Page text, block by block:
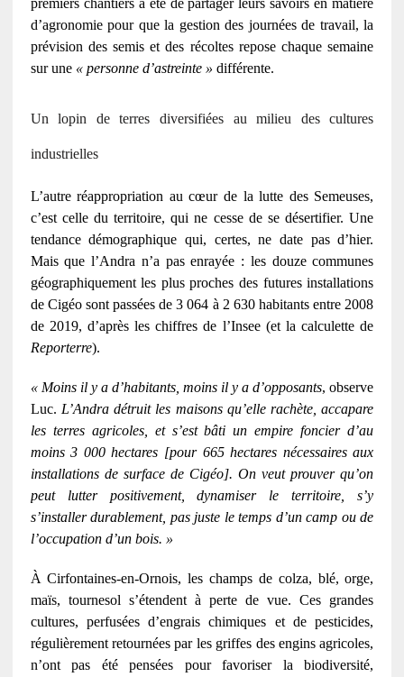
d’agronomie pour que la gestion des journées de travail, la
prévision des semis et des récoltes repose chaque semaine
sur une « personne d’astreinte » différente.
Un lopin de terres diversifiées au milieu des cultures
industrielles
L’autre réappropriation au cœur de la lutte des Semeuses,
c’est celle du territoire, qui ne cesse de se désertifier. Une
tendance démographique qui, certes, ne date pas d’hier.
Mais que l’Andra n’a pas enrayée : les douze communes
géographiquement les plus proches des futures installations
de Cigéo sont passées de 3 064 à 2 630 habitants entre 2008
de 2019, d’après les chiffres de l’Insee (et la calculette de
Reporterre).
« Moins il y a d’habitants, moins il y a d’opposants, observe
Luc. L’Andra détruit les maisons qu’elle rachète, accapare
les terres agricoles, et s’est bâti un empire foncier d’au
moins 3 000 hectares [pour 665 hectares nécessaires aux
installations de surface de Cigéo]. On veut prouver qu’on
peut lutter positivement, dynamiser le territoire, s’y
s’installer durablement, pas juste le temps d’un camp ou de
l’occupation d’un bois. »
À Cirfontaines-en-Ornois, les champs de colza, blé, orge,
maïs, tournesol s’étendent à perte de vue. Ces grandes
cultures, perfusées d’engrais chimiques et de pesticides,
régulièrement retournées par les griffes des engins agricoles,
n’ont pas été pensées pour favoriser la biodiversité,